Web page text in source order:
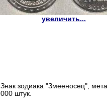
увеличить...
Знак зодиака "Змееносец",
000 штук.